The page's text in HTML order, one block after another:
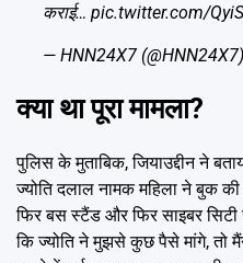
कराई… pic.twitter.com/
— HNN24X7 (@HNN24X7)
क्या था पूरा मामला?
पुलिस के मुताबिक, जियाउद्दीन ने
ज्योति दलाल नामक महिला ने बुक
फिर बस स्टैंड और फिर साइबर सिटी
कि ज्योति ने मुझसे कुछ पैसे मांगे, तो